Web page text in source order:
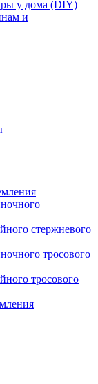
у дома (DIY)
и
стержневого
тросового
тросового